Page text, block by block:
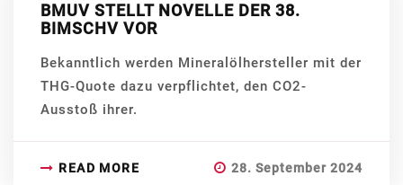
BMUV STELLT NOVELLE DER 38.
BIMSCHV VOR
Bekanntlich werden Mineralölhersteller mit der
THG-Quote dazu verpflichtet, den CO2-
Ausstoß ihrer.
READ MORE 28. September 2024